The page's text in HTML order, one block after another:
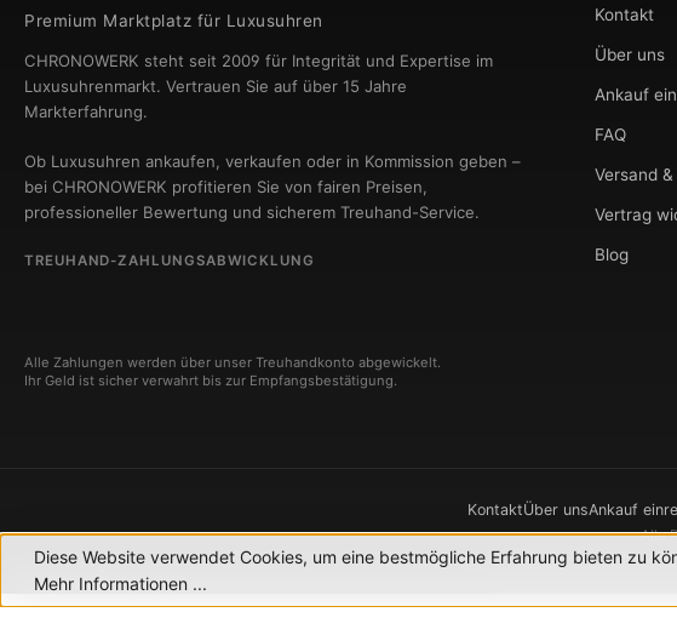
Premium Marktplatz für Luxusuhren
CHRONOWERK steht seit 2009 für Integrität und Expertise im
Luxusuhrenmarkt. Vertrauen Sie auf über 15 Jahre
Markterfahrung.
Ob Luxusuhren ankaufen, verkaufen oder in Kommission geben –
bei CHRONOWERK profitieren Sie von fairen Preisen,
professioneller Bewertung und sicherem Treuhand-Service.
TREUHAND-ZAHLUNGSABWICKLUNG
Alle Zahlungen werden über unser Treuhandkonto abgewickelt.
Ihr Geld ist sicher verwahrt bis zur Empfangsbestätigung.
Kontakt
Über uns
Ankauf
FAQ
Versand
Vertrag
Blog
KontaktÜber unsAnkauf
Alle
© 2026
Diese Website verwendet Cookies, um eine bestmögliche Erfahrung bieten zu
Mehr Informationen ...